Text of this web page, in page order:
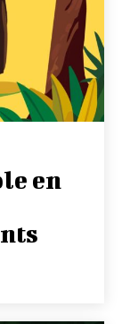
en